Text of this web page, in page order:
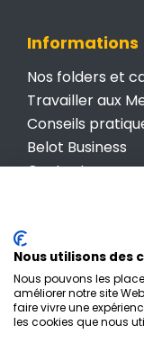
Informations
Nos folders et
Travailler aux
Conseils
Belot Business
Contactez-nous
Nous utilisons des
Nous pouvons les
améliorer notre site
faire vivre une
les cookies que nous